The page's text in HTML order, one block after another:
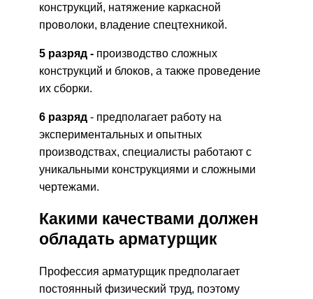
конструкций, натяжение каркасной
проволоки, владение спецтехникой.
5 разряд - производство сложных
конструкций и блоков, а также проведение
их сборки.
6 разряд - предполагает работу на
экспериментальных и опытных
производствах, специалисты работают с
уникальными конструкциями и сложными
чертежами.
Какими качествами должен
обладать арматурщик
Профессия арматурщик предполагает
постоянный физический труд, поэтому